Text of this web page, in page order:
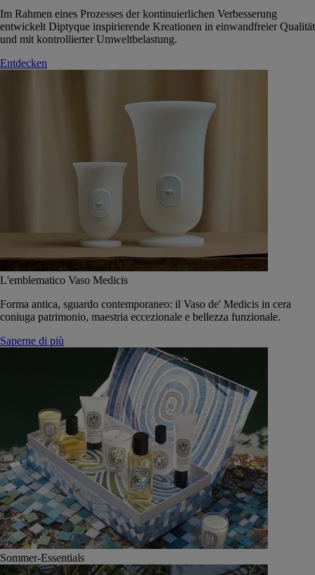
Im Rahmen eines Prozesses der kontinuierlichen Verbesserung
entwickelt Diptyque inspirierende Kreationen in einwandfreier Qualität
und mit kontrollierter Umweltbelastung.
Entdecken
L'emblematico Vaso Medicis
Forma antica, sguardo contemporaneo: il Vaso de' Medicis in cera
coniuga patrimonio, maestria eccezionale e bellezza funzionale.
Saperne di più
Sommer-Essentials